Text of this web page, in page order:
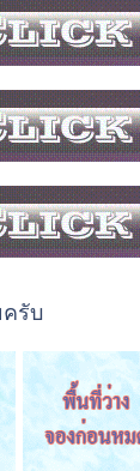
ครับ